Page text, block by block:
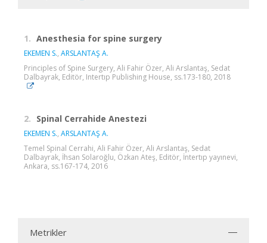
1. Anesthesia for spine surgery
EKEMEN S., ARSLANTAŞ A.
Principles of Spine Surgery, Ali Fahir Özer, Ali Arslantaş, Sedat
Dalbayrak, Editör, Intertıp Publishing House, ss.173-180, 2018
2. Spinal Cerrahide Anestezi
EKEMEN S., ARSLANTAŞ A.
Temel Spinal Cerrahi, Ali Fahir Özer, Ali Arslantaş, Sedat
Dalbayrak, İhsan Solaroğlu, Özkan Ateş, Editör, İntertıp yayınevi,
Ankara, ss.167-174, 2016
Metrikler